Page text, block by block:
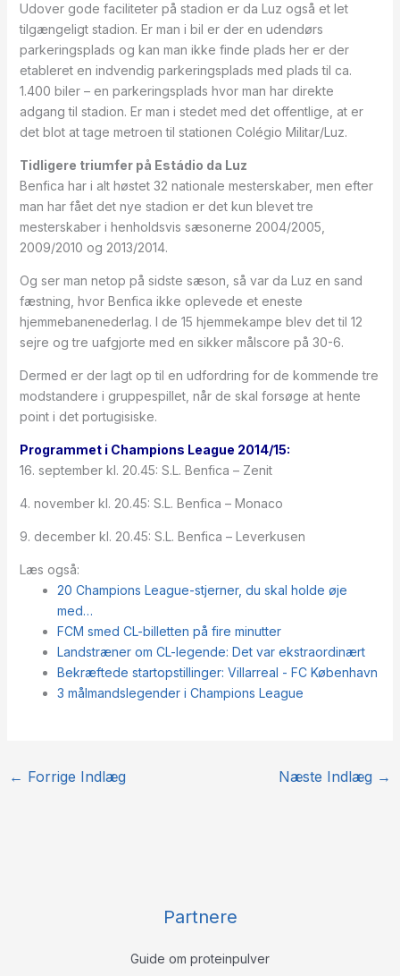
Udover gode faciliteter på stadion er da Luz også et let
tilgængeligt stadion. Er man i bil er der en udendørs
parkeringsplads og kan man ikke finde plads her er der
etableret en indvendig parkeringsplads med plads til ca.
1.400 biler – en parkeringsplads hvor man har direkte
adgang til stadion. Er man i stedet med det offentlige, at er
det blot at tage metroen til stationen Colégio Militar/Luz.
Tidligere triumfer på Estádio da Luz
Benfica har i alt høstet 32 nationale mesterskaber, men efter
man har fået det nye stadion er det kun blevet tre
mesterskaber i henholdsvis sæsonerne 2004/2005,
2009/2010 og 2013/2014.
Og ser man netop på sidste sæson, så var da Luz en sand
fæstning, hvor Benfica ikke oplevede et eneste
hjemmebanenederlag. I de 15 hjemmekampe blev det til 12
sejre og tre uafgjorte med en sikker målscore på 30-6.
Dermed er der lagt op til en udfordring for de kommende tre
modstandere i gruppespillet, når de skal forsøge at hente
point i det portugisiske.
Programmet i Champions League 2014/15:
16. september kl. 20.45: S.L. Benfica – Zenit
4. november kl. 20.45: S.L. Benfica – Monaco
9. december kl. 20.45: S.L. Benfica – Leverkusen
Læs også:
20 Champions League-stjerner, du skal holde øje
med…
FCM smed CL-billetten på fire minutter
Landstræner om CL-legende: Det var ekstraordinært
Bekræftede startopstillinger: Villarreal - FC København
3 målmandslegender i Champions League
← Forrige Indlæg Næste Indlæg →
Partnere
Guide om proteinpulver